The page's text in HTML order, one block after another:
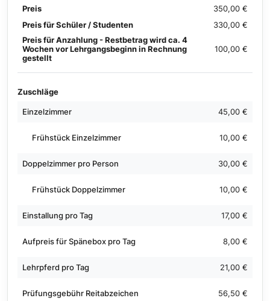
Preis
350,00 €
Preis für Schüler / Studenten
330,00 €
Preis für Anzahlung - Restbetrag wird ca. 4
Wochen vor Lehrgangsbeginn in Rechnung
gestellt
100,00 €
Zuschläge
Einzelzimmer 45,00 €
Frühstück Einzelzimmer 10,00 €
Doppelzimmer pro Person 30,00 €
Frühstück Doppelzimmer 10,00 €
Einstallung pro Tag 17,00 €
Aufpreis für Spänebox pro Tag 8,00 €
Lehrpferd pro Tag 21,00 €
Prüfungsgebühr Reitabzeichen 56,50 €